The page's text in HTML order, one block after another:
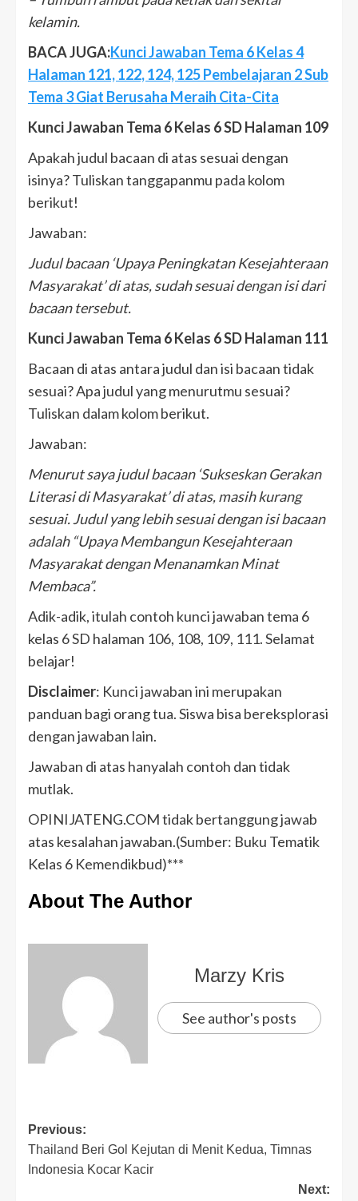
kelamin.
BACA JUGA:Kunci Jawaban Tema 6 Kelas 4
Halaman 121, 122, 124, 125 Pembelajaran 2 Sub
Tema 3 Giat Berusaha Meraih Cita-Cita
Kunci Jawaban Tema 6 Kelas 6 SD Halaman 109
Apakah judul bacaan di atas sesuai dengan
isinya? Tuliskan tanggapanmu pada kolom
berikut!
Jawaban:
Judul bacaan ‘Upaya Peningkatan Kesejahteraan
Masyarakat’ di atas, sudah sesuai dengan isi dari
bacaan tersebut.
Kunci Jawaban Tema 6 Kelas 6 SD Halaman 111
Bacaan di atas antara judul dan isi bacaan tidak
sesuai? Apa judul yang menurutmu sesuai?
Tuliskan dalam kolom berikut.
Jawaban:
Menurut saya judul bacaan ‘Sukseskan Gerakan
Literasi di Masyarakat’ di atas, masih kurang
sesuai. Judul yang lebih sesuai dengan isi bacaan
adalah “Upaya Membangun Kesejahteraan
Masyarakat dengan Menanamkan Minat
Membaca”.
Adik-adik, itulah contoh kunci jawaban tema 6
kelas 6 SD halaman 106, 108, 109, 111. Selamat
belajar!
Disclaimer: Kunci jawaban ini merupakan
panduan bagi orang tua. Siswa bisa bereksplorasi
dengan jawaban lain.
Jawaban di atas hanyalah contoh dan tidak
mutlak.
OPINIJATENG.COM tidak bertanggung jawab
atas kesalahan jawaban.(Sumber: Buku Tematik
Kelas 6 Kemendikbud)***
About The Author
Marzy Kris
See author's posts
Previous:
Thailand Beri Gol Kejutan di Menit Kedua, Timnas
Indonesia Kocar Kacir
Next: